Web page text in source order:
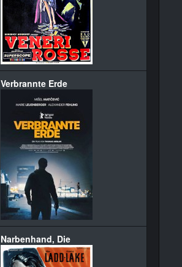
Verbrannte Erde
Narbenhand, Die